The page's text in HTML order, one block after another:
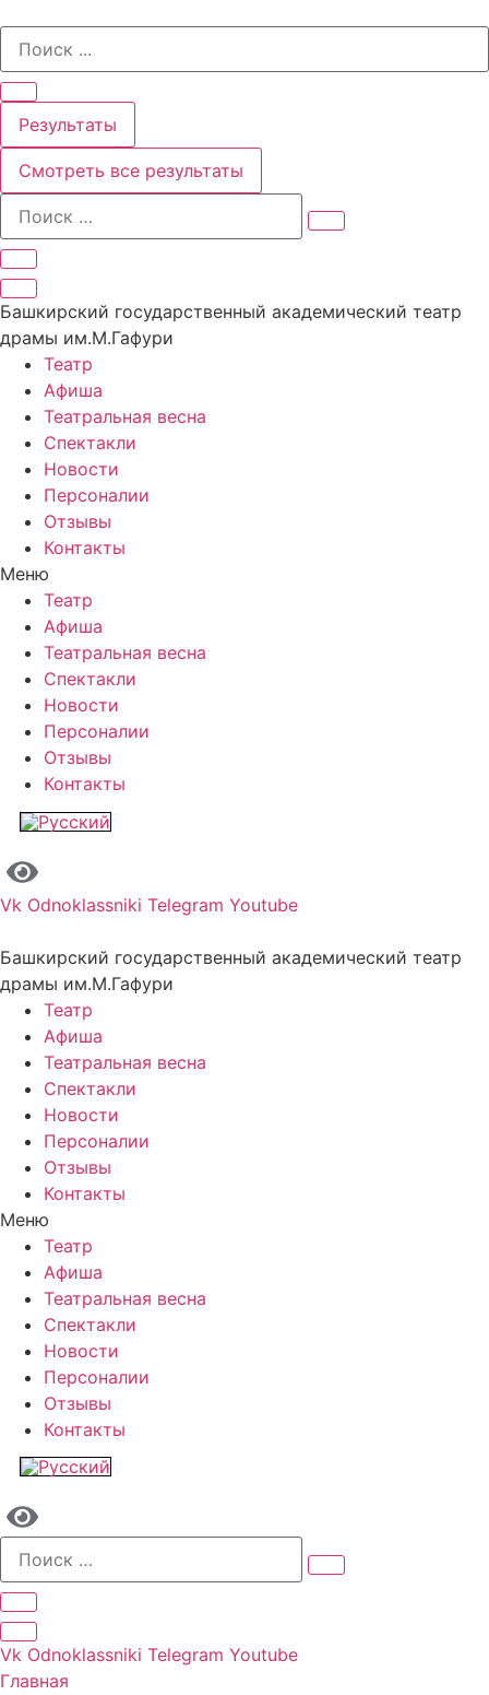
содержимому
Search
Результаты
Смотреть все результаты
Башкирский государственный академический театр
драмы им.М.Гафури
Театр
Афиша
Театральная весна
Спектакли
Новости
Персоналии
Отзывы
Контакты
Меню
Театр
Афиша
Театральная весна
Спектакли
Новости
Персоналии
Отзывы
Контакты
Vk Odnoklassniki Telegram Youtube
Башкирский государственный академический театр
драмы им.М.Гафури
Театр
Афиша
Театральная весна
Спектакли
Новости
Персоналии
Отзывы
Контакты
Меню
Театр
Афиша
Театральная весна
Спектакли
Новости
Персоналии
Отзывы
Контакты
Vk Odnoklassniki Telegram Youtube
Главная